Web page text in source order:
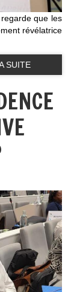
que les
révélatrice
SUITE